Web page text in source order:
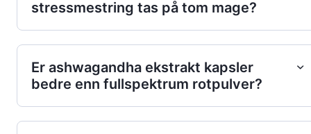
stressmestring tas på tom mage?
Er ashwagandha ekstrakt kapsler
bedre enn fullspektrum rotpulver?